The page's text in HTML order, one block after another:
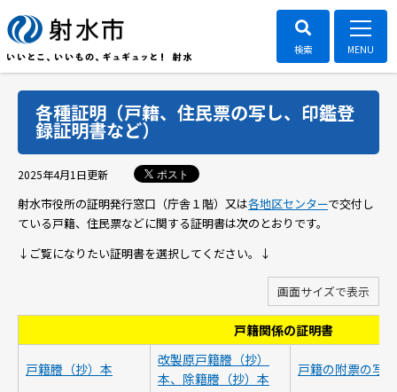
各種証明（戸籍、住民票の写し、印鑑登
録証明書など）
2025年4月1日更新 ポスト
射水市役所の証明発行窓口（庁舎１階）又は各地区センターで交付し
ている戸籍、住民票などに関する証明書は次のとおりです。
↓ご覧になりたい証明書を選択してください。↓
画面サイズで表示
戸籍関係の証明書
戸籍謄（抄）本
改製原戸籍謄（抄）
本、除籍謄（抄）本
戸籍の附票の写し